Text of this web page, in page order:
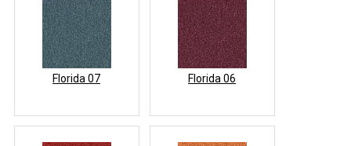
Florida 07 Florida 06